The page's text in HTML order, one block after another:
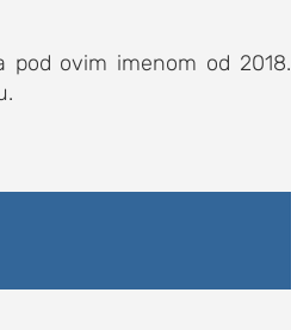
pod ovim imenom od 2018.